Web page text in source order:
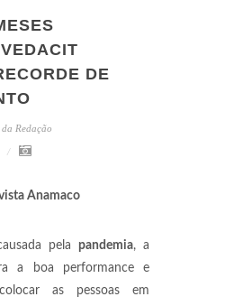
DE
da Redação
Anamaco
pela pandemia, a
a boa performance e
as pessoas em